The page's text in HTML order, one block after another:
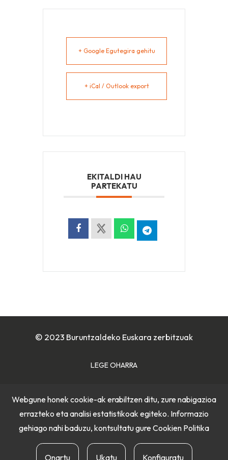
+ Google Egutegira gehitu
+ iCal / Outlook export
EKITALDI HAU
PARTEKATU
© 2023 Buruntzaldeko Euskara zerbitzuak
LEGE OHARRA
PRIBATUTASUN POLITIKA
Webgune honek cookie-ak erabiltzen ditu, zure nabigazioa
errazteko eta analisi estatistikoak egiteko. Informazio
gehiago nahi baduzu, kontsultatu gure Cookien Politika
Onartu Ukatu Konfiguratu